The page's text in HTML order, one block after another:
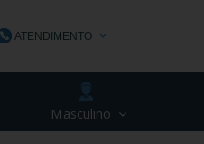
ATENDIMENTO
(48) 3623-1991
Masculino